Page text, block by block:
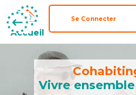
Accueil
Se Connecter
Accueil
Se Connecter
Vivre